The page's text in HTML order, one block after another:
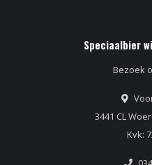
Speciaalbier
Bezoek
3441 CL
Kvk: